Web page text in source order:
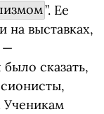
”. Ее
на выставках,
—
сказать,
Ученикам